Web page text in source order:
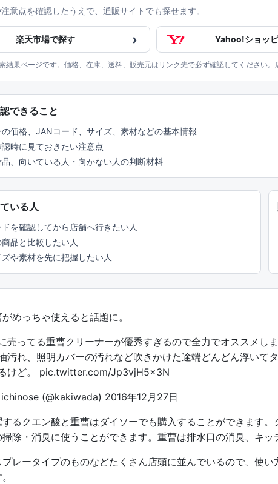
意点を確認したうえで、通販サイトでも探せます。
楽天市場で探す › Yahoo!ショッ
結果ページです。価格、在庫、送料、販売元はリンク先で必ず確認してください。
できること
価格、JANコード、サイズ、素材などの基本情報
時に見ておきたい注意点
、向いている人・向かない人の判断材料
いる人
を確認してから店舗へ行きたい人
品と比較したい人
や素材を先に把握したい人
めっちゃ使えると話題に。
売ってる重曹クリーナーが優秀すぎるので全力でオススメしま
汚れ、照明カバーの汚れなど吹きかけた途端どんどん浮い
けど。 pic.twitter.com/Jp3vjH5x3N
(@kakiwada) 2016年12月27日
るクエン酸と重曹はダイソーでも購入することができます
除・消臭に使うことができます。重曹は排水口の消臭、キ
レータイプのものなどたくさん店頭に並んでいるので、使